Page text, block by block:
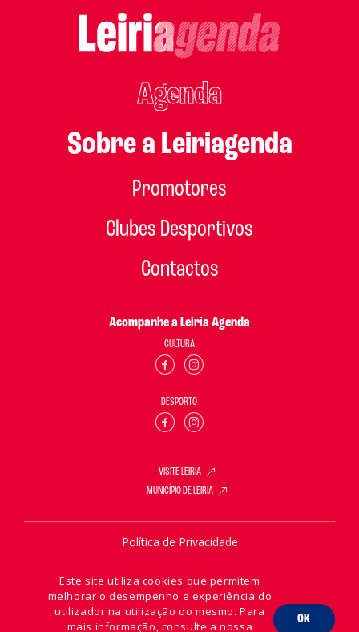
Agenda
Sobre a Leiriagenda
Promotores
Clubes Desportivos
Contactos
Acompanhe a Leiria Agenda
CULTURA
DESPORTO
VISITE LEIRIA
MUNICÍPIO DE LEIRIA
Política de Privacidade
Este site utiliza cookies que permitem
melhorar o desempenho e experiência do
utilizador na utilização do mesmo. Para
mais informação, consulte a nossa
OK